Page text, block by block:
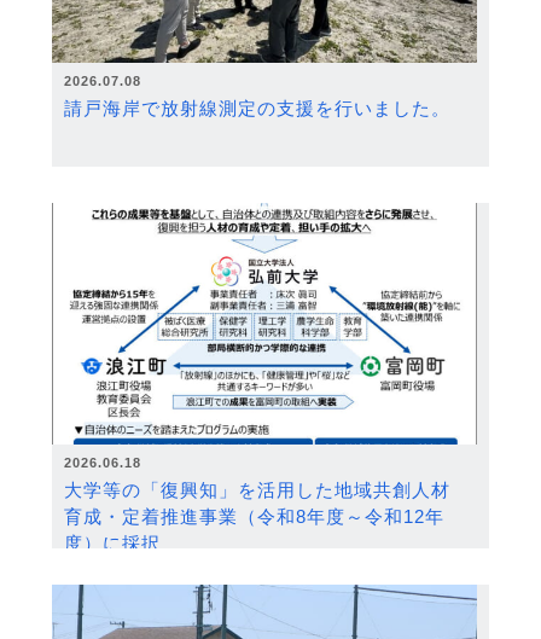
2026.07.08
請戸海岸で放射線測定の支援を行いました。
2026.06.18
大学等の「復興知」を活用した地域共創人材
育成・定着推進事業（令和8年度～令和12年
度）に採択